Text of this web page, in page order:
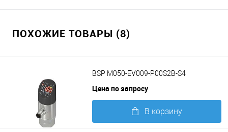
ПОХОЖИЕ ТОВАРЫ (8)
BSP M050-EV009-P00S2B-S4
Цена по запросу
В корзину